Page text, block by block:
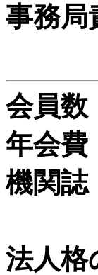
事務局
情
会員数
年会費
機関誌
情
法人格